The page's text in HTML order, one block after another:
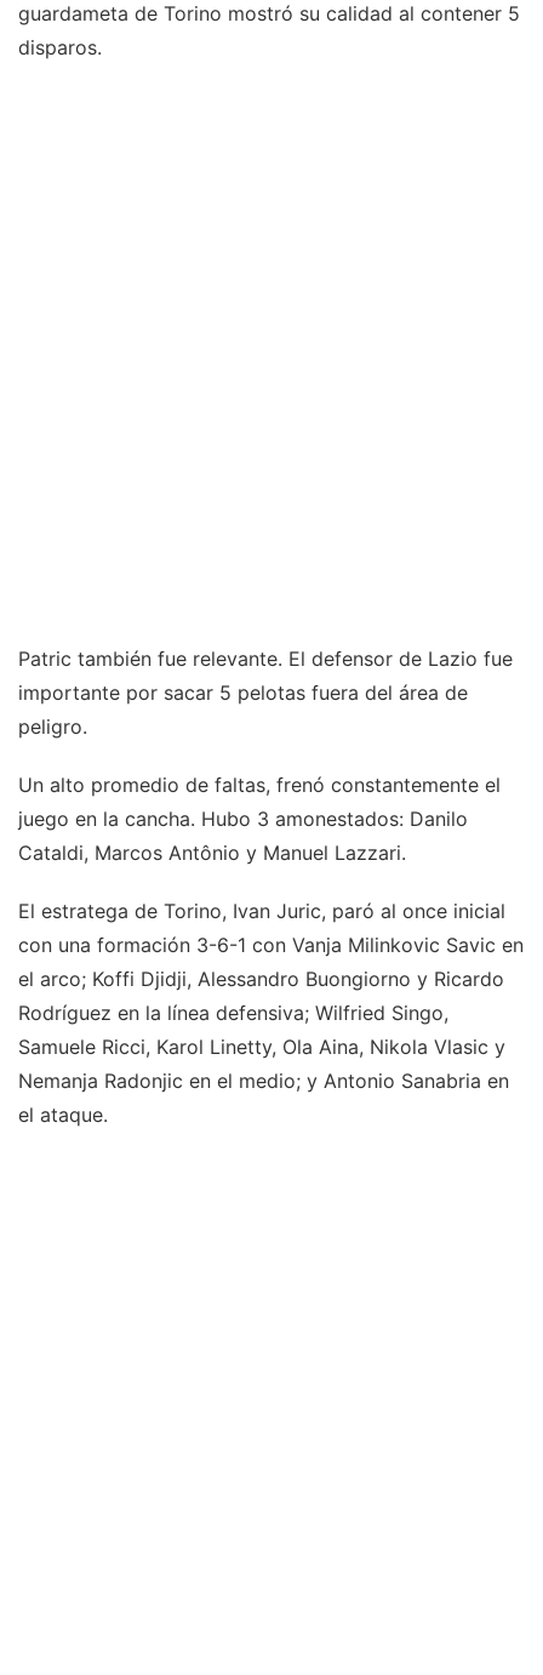
guardameta de Torino mostró su calidad al contener 5
disparos.
Patric también fue relevante. El defensor de Lazio fue
importante por sacar 5 pelotas fuera del área de
peligro.
Un alto promedio de faltas, frenó constantemente el
juego en la cancha. Hubo 3 amonestados: Danilo
Cataldi, Marcos Antônio y Manuel Lazzari.
El estratega de Torino, Ivan Juric, paró al once inicial
con una formación 3-6-1 con Vanja Milinkovic Savic en
el arco; Koffi Djidji, Alessandro Buongiorno y Ricardo
Rodrí­guez en la línea defensiva; Wilfried Singo,
Samuele Ricci, Karol Linetty, Ola Aina, Nikola Vlasic y
Nemanja Radonjic en el medio; y Antonio Sanabria en
el ataque.